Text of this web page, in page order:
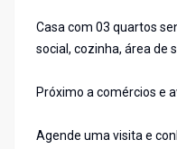
Casa com 03 quartos
social, cozinha, área de
Próximo a comércios e
Agende uma visita e